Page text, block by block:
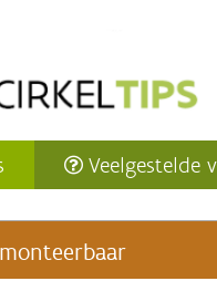
Veelgestelde